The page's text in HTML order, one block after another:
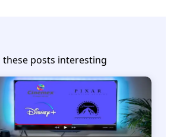
these posts interesting